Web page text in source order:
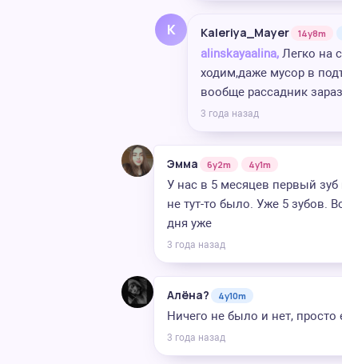
K Kaleriya_Mayer 14y8m
alinskayaalina, Легко на
ходим,даже мусор в
вообще рассадник
3 года назад
Эмма 6y2m 4y1m
У нас в 5 месяцев первый
не тут-то было. Уже 5 зубов.
дня уже
3 года назад
Алёна? 4y10m
Ничего не было и нет, просто
3 года назад